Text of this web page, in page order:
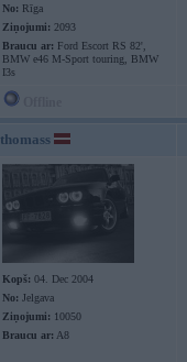
No: Rīga
Ziņojumi: 2093
Braucu ar: Ford Escort RS 82',
BMW e46 M-Sport touring, BMW
I3s
thomass
Kopš: 04. Dec 2004
No: Jelgava
Ziņojumi: 10050
Braucu ar: A8